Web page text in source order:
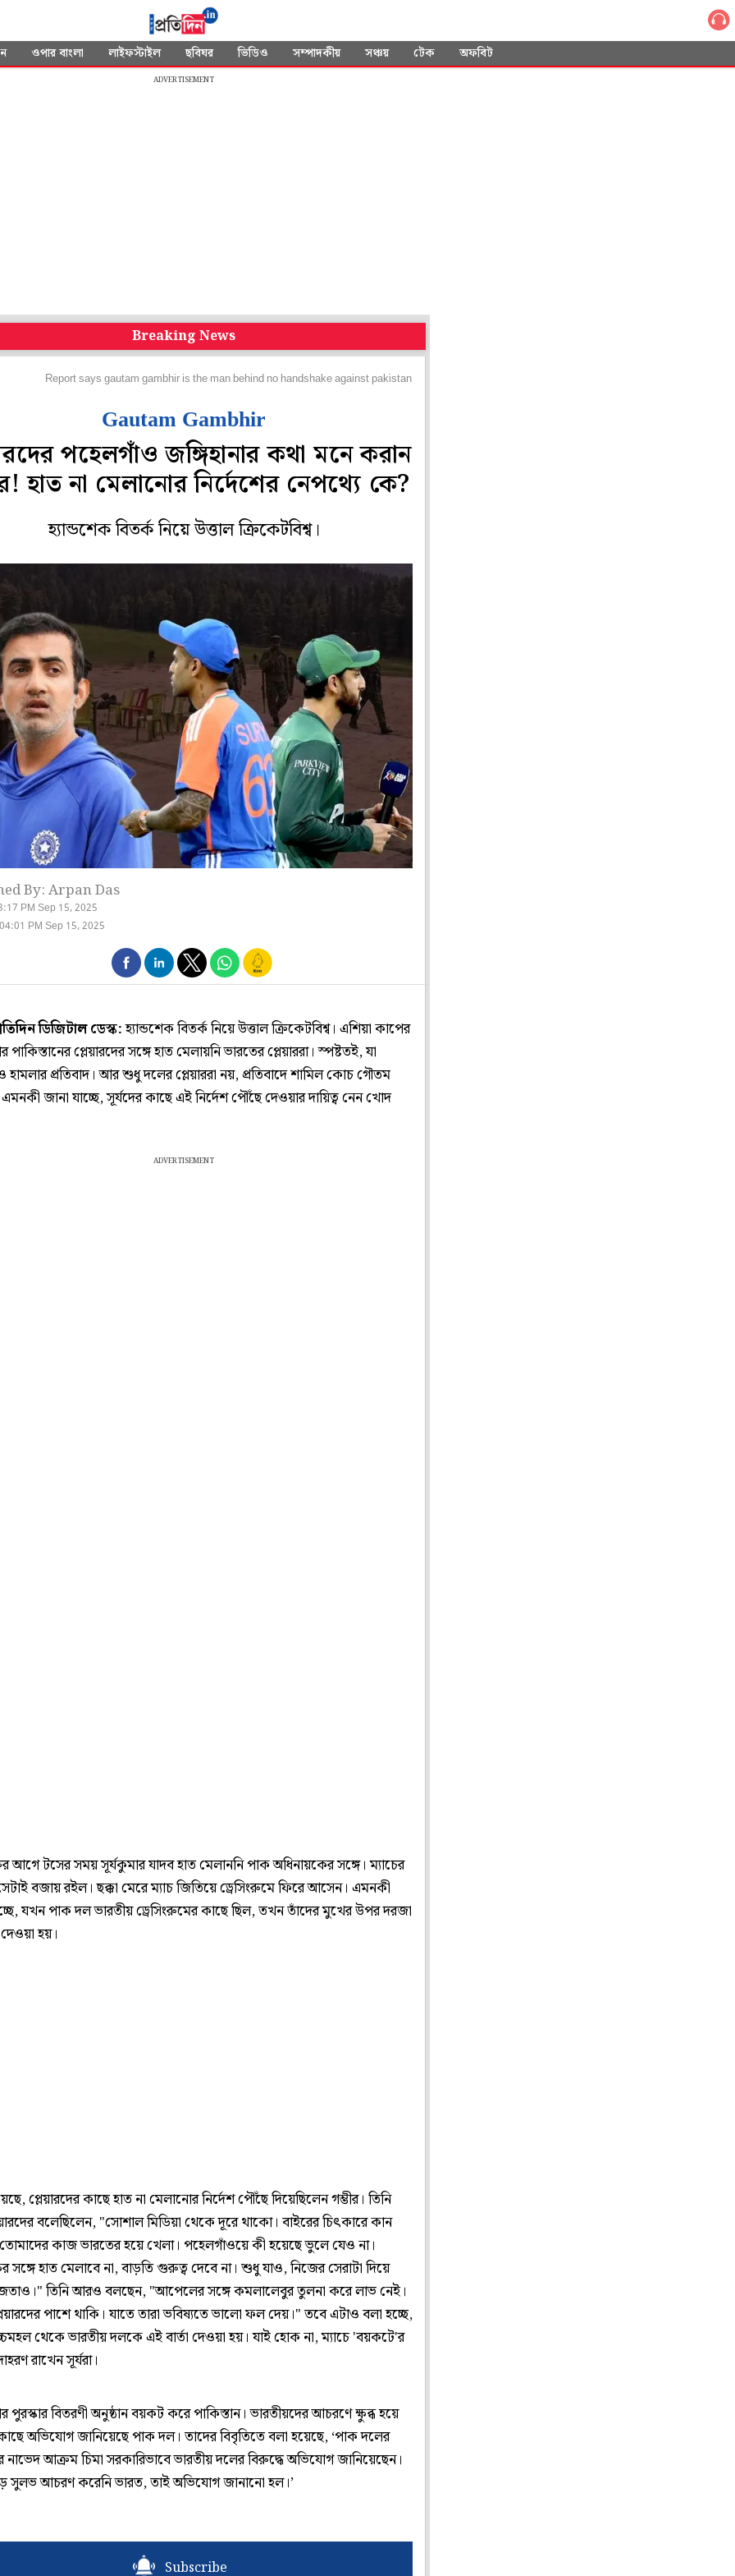
ওপার বাংলা লাইফস্টাইল ছবিঘর ভিডিও সম্পাদকীয় সঞ্চয় টেক অফবিট
ADVERTISEMENT
Breaking News
Report says gautam gambhir is the man behind no handshake against pakistan
Gautam Gambhir
পহেলগাঁও জঙ্গিহানার কথা মনে করান
হাত না মেলানোর নির্দেশের নেপথ্যে কে?
হ্যান্ডশেক বিতর্ক নিয়ে উত্তাল ক্রিকেটবিশ্ব।
By: Arpan Das
PM Sep 15, 2025
PM Sep 15, 2025
ডিজিটাল ডেস্ক:হ্যান্ডশেক বিতর্ক নিয়ে উত্তাল ক্রিকেটবিশ্ব। এশিয়া কাপের
পাকিস্তানের প্লেয়ারদের সঙ্গে হাত মেলায়নি ভারতের প্লেয়াররা। স্পষ্টতই, যা
হামলার প্রতিবাদ। আর শুধু দলের প্লেয়াররা নয়, প্রতিবাদে শামিল কোচ গৌতম
জানা যাচ্ছে, সূর্যদের কাছে এই নির্দেশ পৌঁছে দেওয়ার দায়িত্ব নেন খোদ
ADVERTISEMENT
আগে টসের সময় সূর্যকুমার যাদব হাত মেলাননি পাক অধিনায়কের সঙ্গে। ম্যাচের
বজায় রইল। ছক্কা মেরে ম্যাচ জিতিয়ে ড্রেসিংরুমে ফিরে আসেন। এমনকী
যখন পাক দল ভারতীয় ড্রেসিংরুমের কাছে ছিল, তখন তাঁদের মুখের উপর দরজা
হয়।
প্লেয়ারদের কাছে হাত না মেলানোর নির্দেশ পৌঁছে দিয়েছিলেন গম্ভীর। তিনি
বলেছিলেন, "সোশাল মিডিয়া থেকে দূরে থাকো। বাইরের চিৎকারে কান
কাজ ভারতের হয়ে খেলা। পহেলগাঁওয়ে কী হয়েছে ভুলে যেও না।
সঙ্গে হাত মেলাবে না, বাড়তি গুরুত্ব দেবে না। শুধু যাও, নিজের সেরাটা দিয়ে
তিনি আরও বলছেন, "আপেলের সঙ্গে কমলালেবুর তুলনা করে লাভ নেই।
পাশে থাকি। যাতে তারা ভবিষ্যতে ভালো ফল দেয়।" তবে এটাও বলা হচ্ছে,
থেকে ভারতীয় দলকে এই বার্তা দেওয়া হয়। যাই হোক না, ম্যাচে 'বয়কটে'র
রাখেন সূর্যরা।
পুরস্কার বিতরণী অনুষ্ঠান বয়কট করে পাকিস্তান। ভারতীয়দের আচরণে ক্ষুব্ধ হয়ে
অভিযোগ জানিয়েছে পাক দল। তাদের বিবৃতিতে বলা হয়েছে, ‘পাক দলের
নাভেদ আক্রম চিমা সরকারিভাবে ভারতীয় দলের বিরুদ্ধে অভিযোগ জানিয়েছেন।
সুলভ আচরণ করেনি ভারত, তাই অভিযোগ জানানো হল।’
Subscribe